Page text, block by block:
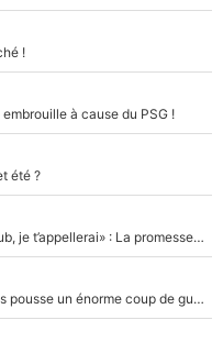
!
à cause du PSG !
été ?
Mercato - OM - «Dès que je prends un club, je t’appellerai» : La promesse de Marcelino au moment de claquer la porte
Victime de racisme contre Murray, Kyrgios pousse un énorme coup de gueule !